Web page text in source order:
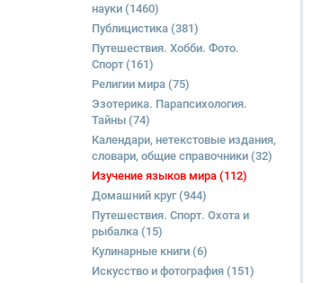
науки (1460)
Публицистика (381)
Путешествия. Хобби. Фото.
Спорт(161)
Религии мира (75)
Эзотерика. Парапсихология.
Тайны (74)
Календари, нетекстовые издания,
словари, общие справочники (32)
Изучение языков мира (112)
Домашний круг(944)
Путешествия. Спорт. Охота и
рыбалка (15)
Кулинарные книги (6)
Искусство и фотография (151)